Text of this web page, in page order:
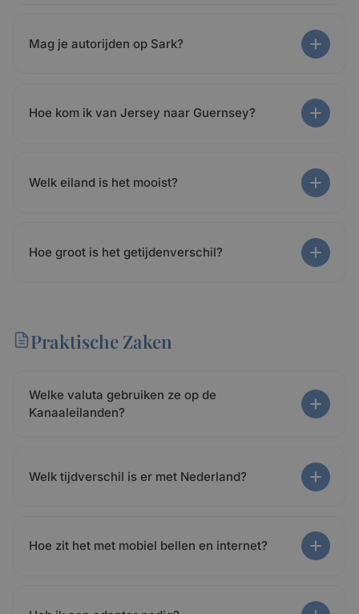
Mag je autorijden op Sark?
Hoe kom ik van Jersey naar Guernsey?
Welk eiland is het mooist?
Hoe groot is het getijdenverschil?
Praktische Zaken
Welke valuta gebruiken ze op de
Kanaaleilanden?
Welk tijdverschil is er met Nederland?
Hoe zit het met mobiel bellen en internet?